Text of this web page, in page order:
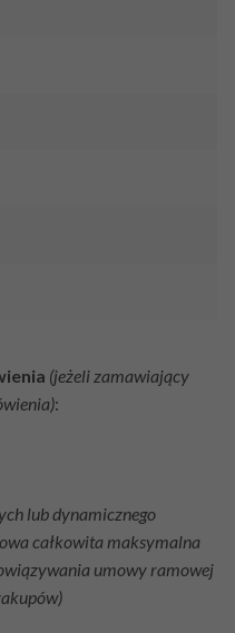
(jeżeli zamawiający
:
lub dynamicznego
całkowita maksymalna
umowy ramowej